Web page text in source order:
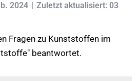
2024
Zuletzt aktualisiert: 03
Fragen zu Kunststoffen im
beantwortet.